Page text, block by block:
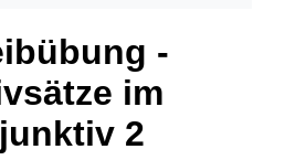
-
im
2